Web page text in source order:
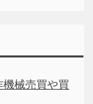
械売買や買